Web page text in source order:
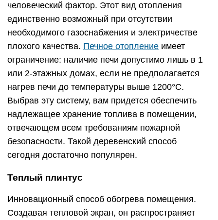
человеческий фактор. Этот вид отопления
единственно возможный при отсутствии
необходимого газоснабжения и электричестве
плохого качества. Печное отопление имеет
ограничение: наличие печи допустимо лишь в 1
или 2-этажных домах, если не предполагается
нагрев печи до температуры выше 1200°С.
Выбрав эту систему, вам придется обеспечить
надлежащее хранение топлива в помещении,
отвечающем всем требованиям пожарной
безопасности. Такой деревенский способ
сегодня достаточно популярен.
Теплый плинтус
Инновационный способ обогрева помещения.
Создавая тепловой экран, он распространяет